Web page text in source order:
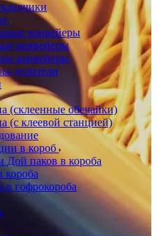
конвейеры
конвейеры
конвейеры
делители
(склеенные обечайки)
(с клеевой станцией)
в короб
Дой паков в короба
короба
в гофрокороба